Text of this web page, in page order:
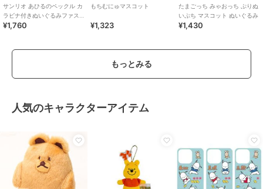
サンリオ あひるのペックル カ
ラビナ付きぬいぐるみファス
ナーマスコット Sanrio
¥1,760
もちむにゅマスコット
¥1,323
たまごっち みゃおっち ぷりぬ
いぷち マスコット ぬいぐるみ
¥1,430
もっとみる
人気のキャラクターアイテム